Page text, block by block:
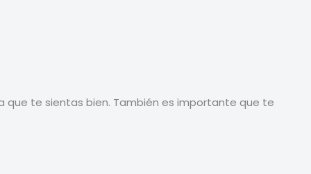
que te sientas bien. También es importante que te